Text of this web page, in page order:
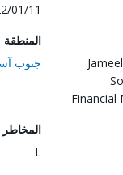
01/11
Financial
المنطقة
جنوب
المخاطر
L